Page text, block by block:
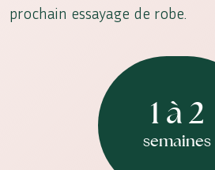
prochain essayage de robe.
1 à 2
semaines